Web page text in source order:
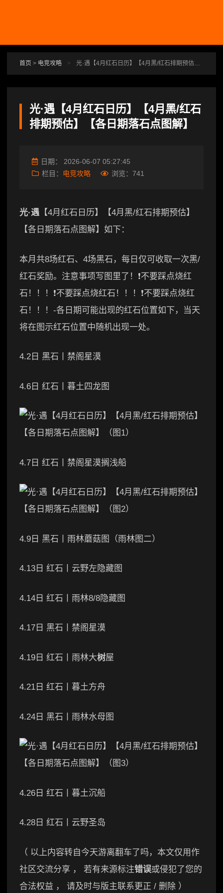
首页 > 电竞攻略 > 光·遇【4月红石日历】【4月黑/红石排期预估】【各日期落石点图解】
光·遇【4月红石日历】【4月黑/红石
排期预估】【各日期落石点图解】
日期： 2026-06-07 05:27:45
栏目： 电竞攻略 浏览： 741
光·遇 【4月红石日历】【4月黑/红石排期预估】
【各日期落石点图解】如下：
本月共8场红石、4场黑石，每日仅可收取一次黑/
红石奖励。注意事项写图里了！❗不要踩点烧红
石！！！❗不要踩点烧红石！！！❗不要踩点烧红
石！！！-各日期可能出现的红石位置如下，当天
将在图示红石位置中随机出现一处。
4.2日 黑石丨禁阁星漠
4.6日 红石丨暮土四龙图
4.7日 红石丨禁阁星漠搁浅船
4.9日 黑石丨雨林蘑菇图（雨林图二）
4.13日 红石丨云野左隐藏图
4.14日 红石丨雨林8/8隐藏图
4.17日 黑石丨禁阁星漠
4.19日 红石丨雨林大树屋
4.21日 红石丨暮土方舟
4.24日 黑石丨雨林水母图
4.26日 红石丨暮土沉船
4.28日 红石丨云野圣岛
（ 以上内容转自今天游离翻车了吗，本文仅用作
社区交流分享 ， 若有来源标注错误或侵犯了您的
合法权益 ， 请及时与版主联系更正 / 删除 ）